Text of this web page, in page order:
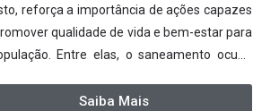
reforça a importância de ações capazes
qualidade de vida e bem-estar para
Entre elas, o saneamento ocupa
e tratamento de esgoto contribui
Saiba Mais